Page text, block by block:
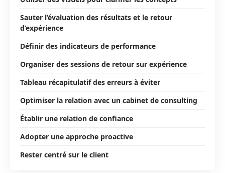
Sauter l’évaluation des résultats et le retour
d’expérience
Définir des indicateurs de performance
Organiser des sessions de retour sur expérience
Tableau récapitulatif des erreurs à éviter
Optimiser la relation avec un cabinet de consulting
Établir une relation de confiance
Adopter une approche proactive
Rester centré sur le client